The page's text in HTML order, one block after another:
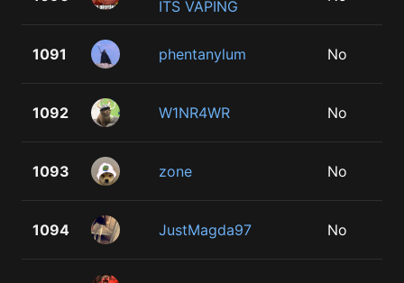
ITS VAPING
1091 phentanylum No
1092 W1NR4WR No
1093 zone No
1094 JustMagda97 No